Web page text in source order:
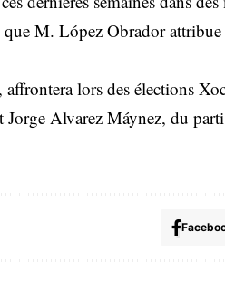
que M. López Obrador
lors des élections
Alvarez Máynez, du